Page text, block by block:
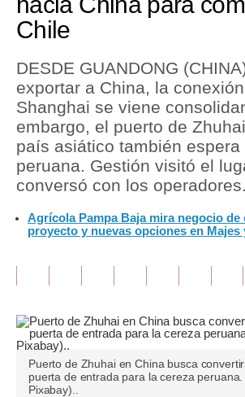
Tu Dinero
Finanzas Personales
Inmobiliarias
Plus G
Opinión
Editorial
Pregunta de hoy
Lujo
Viajes
Moda
Chile
DESDE GUANDONG
exportar a China, la
Shanghai se viene
embargo, el puerto de
país asiático también espera
peruana. Gestión visitó el
conversó con los operadores.
Agrícola Pampa Baja mira negocio de
proyecto y nuevas opciones en Majes
Puerto de Zhuhai en China busca
puerta de entrada para la cereza
Pixabay)..